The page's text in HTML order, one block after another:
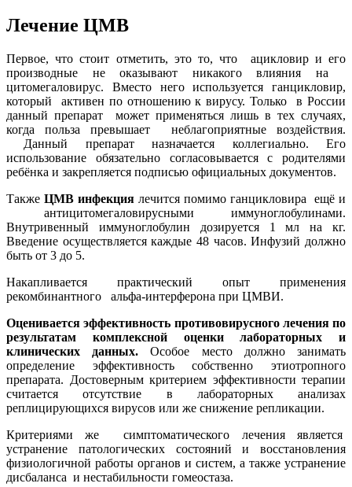
Лечение ЦМВ
Первое, что стоит отметить, это то, что ацикловир и его
производные не оказывают никакого влияния на
цитомегаловирус. Вместо него используется ганцикловир,
который активен по отношению к вирусу. Только в России
данный препарат может применяться лишь в тех случаях,
когда польза превышает неблагоприятные воздействия.
Данный препарат назначается коллегиально. Его
использование обязательно согласовывается с родителями
ребёнка и закрепляется подписью официальных документов.
Также ЦМВ инфекция лечится помимо ганцикловира ещё и
антицитомегаловирусными иммуноглобулинами.
Внутривенный иммуноглобулин дозируется 1 мл на кг.
Введение осуществляется каждые 48 часов. Инфузий должно
быть от 3 до 5.
Накапливается практический опыт применения
рекомбинантного альфа-интерферона при ЦМВИ.
Оценивается эффективность противовирусного лечения по
результатам комплексной оценки лабораторных и
клинических данных. Особое место должно занимать
определение эффективность собственно этиотропного
препарата. Достоверным критерием эффективности терапии
считается отсутствие в лабораторных анализах
реплицирующихся вирусов или же снижение репликации.
Критериями же симптоматического лечения является
устранение патологических состояний и восстановления
физиологичной работы органов и систем, а также устранение
дисбаланса и нестабильности гомеостаза.